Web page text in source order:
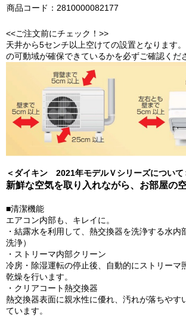
商品コード：2810000082177
<<ご注文前にチェック！>>
天井から5センチ以上空けての設置となります
の可動域が確保できているかを必ずご確認くだ
＜ダイキン 2021年モデルＶシリーズについて
新鮮な空気を取り入れながら、お部屋の
■清潔機能
エアコン内部も、キレイに。
・結露水を利用して、熱交換器を洗浄する水内
洗浄）
・ストリーマ内部クリーン
冷房・除湿運転の停止後、自動的にストリーマ
乾燥を行います。
・クリアコート熱交換器
熱交換器表面に親水性に優れ、汚れが落ちやす
ています。